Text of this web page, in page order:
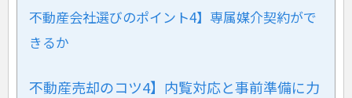
不動産会社選びのポイント4】専属媒介契約がで
きるか
不動産売却のコツ4】内覧対応と事前準備に力